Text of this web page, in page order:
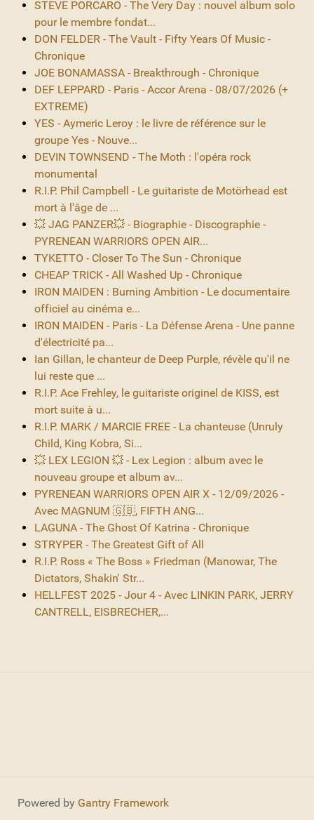
STEVE PORCARO - The Very Day : nouvel album solo
pour le membre fondat...
DON FELDER - The Vault - Fifty Years Of Music -
Chronique
JOE BONAMASSA - Breakthrough - Chronique
DEF LEPPARD - Paris - Accor Arena - 08/07/2026 (+
EXTREME)
YES - Aymeric Leroy : le livre de référence sur le
groupe Yes - Nouve...
DEVIN TOWNSEND - The Moth : l'opéra rock
monumental
R.I.P. Phil Campbell - Le guitariste de Motörhead est
mort à l'âge de ...
💥 JAG PANZER💥 - Biographie - Discographie -
PYRENEAN WARRIORS OPEN AIR...
TYKETTO - Closer To The Sun - Chronique
CHEAP TRICK - All Washed Up - Chronique
IRON MAIDEN : Burning Ambition - Le documentaire
officiel au cinéma e...
IRON MAIDEN - Paris - La Défense Arena - Une panne
d'électricité pa...
Ian Gillan, le chanteur de Deep Purple, révèle qu'il ne
lui reste que ...
R.I.P. Ace Frehley, le guitariste originel de KISS, est
mort suite à u...
R.I.P. MARK / MARCIE FREE - La chanteuse (Unruly
Child, King Kobra, Si...
💥 LEX LEGION 💥 - Lex Legion : album avec le
nouveau groupe et album av...
PYRENEAN WARRIORS OPEN AIR X - 12/09/2026 -
Avec MAGNUM 🇬🇧, FIFTH ANG...
LAGUNA - The Ghost Of Katrina - Chronique
STRYPER - The Greatest Gift of All
R.I.P. Ross « The Boss » Friedman (Manowar, The
Dictators, Shakin' Str...
HELLFEST 2025 - Jour 4 - Avec LINKIN PARK, JERRY
CANTRELL, EISBRECHER,...
Powered by Gantry Framework